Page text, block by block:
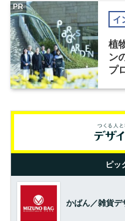
イ
植
ン
プ
PR
ピッ
かばん／雑貨デ